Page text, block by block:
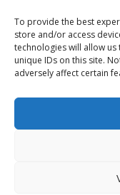
To provide the best
store and/or access
technologies will allow
unique IDs on this site.
adversely affect certain
RIEŠENIE WEB
Technické riešenie
)i( s.r.o.
River Media s.r.o.
Autorské práva ©